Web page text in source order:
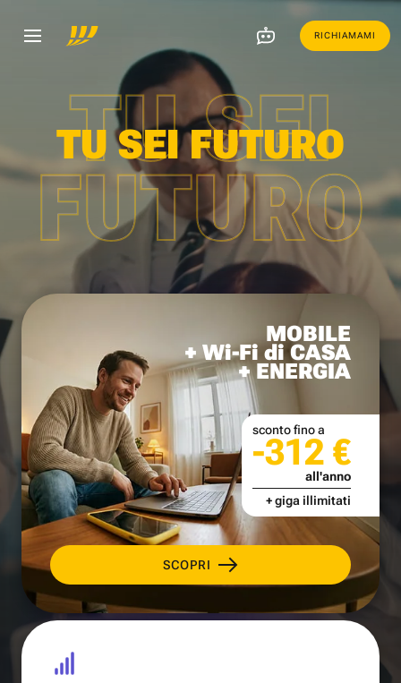
RICHIAMAMI
TU SEI
FUTURO
TU SEI FUTURO
MOBILE
+ Wi-Fi di CASA
+ ENERGIA
SCOPRI
sconto fino a
-312 €
all'anno
+ giga illimitati